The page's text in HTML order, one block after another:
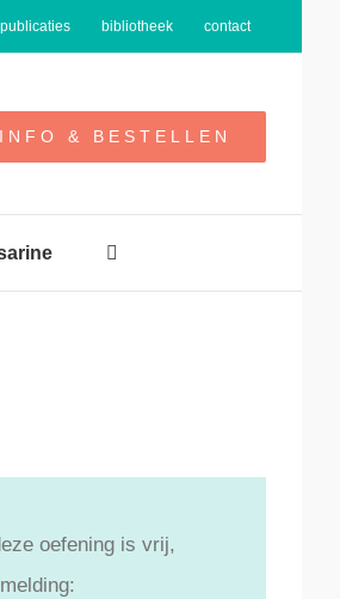
publicaties bibliotheek contact
INFO & BESTELLEN
oefening is vrij,